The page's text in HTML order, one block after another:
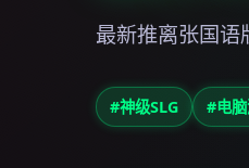
最新推离张国语
#神级SLG #电